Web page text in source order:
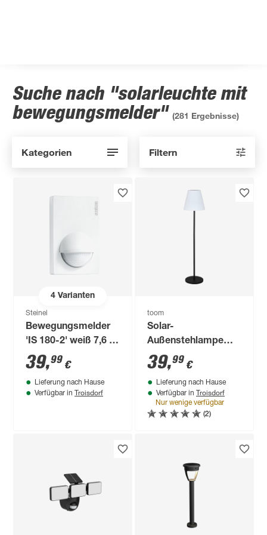
Suche nach "solarleuchte mit
bewegungsmelder" (281 Ergebnisse)
Kategorien Filtern
4Varianten
Steinel
Bewegungsmelder
'IS 180-2' weiß 7,6 x
12 x 5,6 cm
39,99 €
Lieferung nach Hause
Verfügbar in Troisdorf
toom
Solar-
Außenstehlampe
warmweiß,
Farbwechsler IP 44
Ø 34 x 150 cm
39,99 €
Lieferung nach Hause
Verfügbar in Troisdorf
Nur wenige verfügbar
(2)